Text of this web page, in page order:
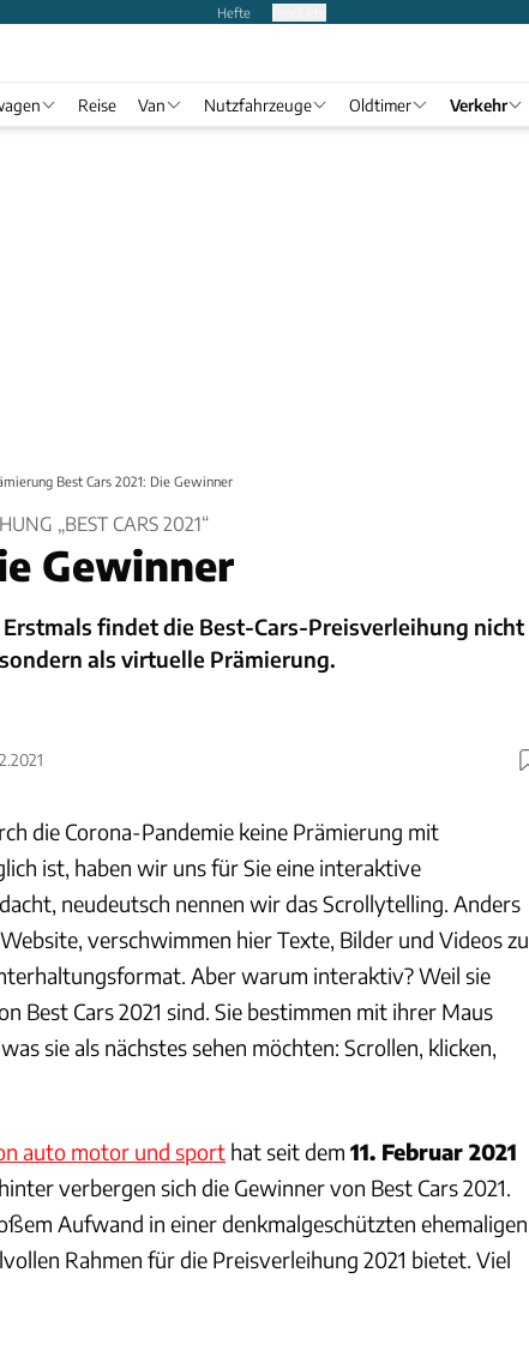
Hefte
Reise Van Nutzfahrzeuge Oldtimer Verkehr
Best Cars 2021: Die Gewinner
„BEST CARS 2021“
Gewinner
Erstmals findet die Best-Cars-Preisverleihung nicht
als virtuelle Prämierung.
die Corona-Pandemie keine Prämierung mit
ist, haben wir uns für Sie eine interaktive
neudeutsch nennen wir das Scrollytelling. Anders
verschwimmen hier Texte, Bilder und Videos zu
Aber warum interaktiv? Weil sie
Best Cars 2021 sind. Sie bestimmen mit ihrer Maus
sie als nächstes sehen möchten: Scrollen, klicken,
auto motor und sport hat seit dem 11. Februar 2021
verbergen sich die Gewinner von Best Cars 2021.
Aufwand in einer denkmalgeschützten ehemaligen
Rahmen für die Preisverleihung 2021 bietet. Viel